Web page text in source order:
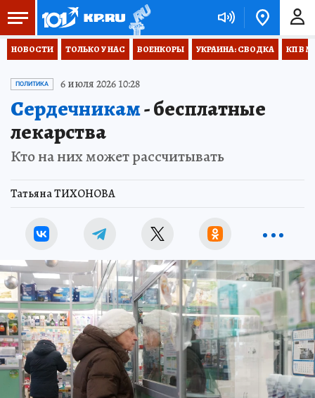
НОВОСТИ ТОЛЬКО У НАС ВОЕНКОРЫ УКРАИНА: СВОДКА КП В
ПОЛИТИКА 6 июля 2026 10:28
Сердечникам- бесплатные
лекарства
Кто на них может рассчитывать
Татьяна ТИХОНОВА